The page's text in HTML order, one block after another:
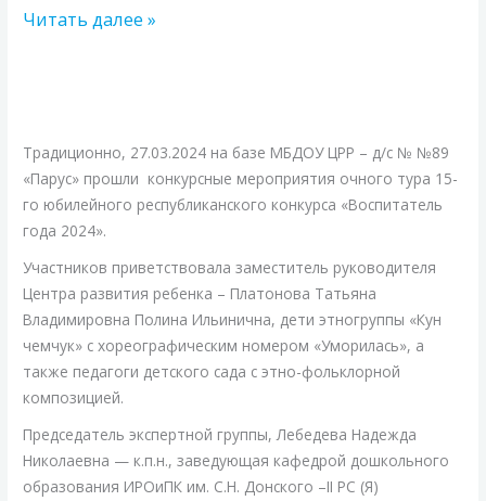
Читать далее »
Традиционно, 27.03.2024 на базе МБДОУ ЦРР – д/с № №89
«Парус» прошли конкурсные мероприятия очного тура 15-
го юбилейного республиканского конкурса «Воспитатель
года 2024».
Участников приветствовала заместитель руководителя
Центра развития ребенка – Платонова Татьяна
Владимировна Полина Ильинична, дети этногруппы «Кун
чемчук» с хореографическим номером «Уморилась», а
также педагоги детского сада с этно-фольклорной
композицией.
Председатель экспертной группы, Лебедева Надежда
Николаевна — к.п.н., заведующая кафедрой дошкольного
образования ИРОиПК им. С.Н. Донского –II РС (Я)
2024»
в
Парусе